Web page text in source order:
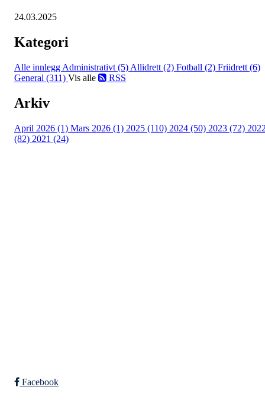
24.03.2025
Kategori
Alle innlegg Administrativt (5) Allidrett (2) Fotball (2) Friidrett (6)
General (311) Vis alle RSS
Arkiv
April 2026 (1) Mars 2026 (1) 2025 (110) 2024 (50) 2023 (72)
(82) 2021 (24)
Facebook